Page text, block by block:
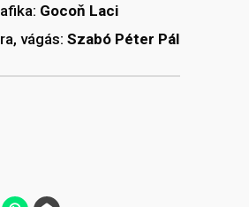
Gocoň Laci
vágás: Szabó Péter Pál